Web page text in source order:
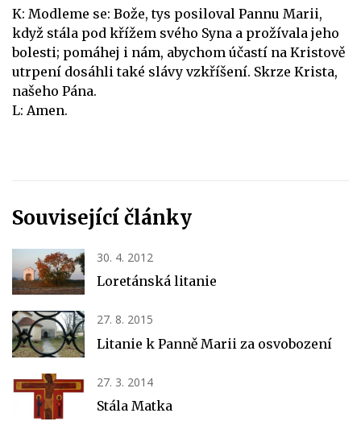
K: Modleme se: Bože, tys posiloval Pannu Marii,
když stála pod křížem svého Syna a prožívala jeho
bolesti; pomáhej i nám, abychom účastí na Kristově
utrpení dosáhli také slávy vzkříšení. Skrze Krista,
našeho Pána.
L: Amen.
Související články
30. 4. 2012
Loretánská litanie
27. 8. 2015
Litanie k Panně Marii za osvobození
27. 3. 2014
Stála Matka